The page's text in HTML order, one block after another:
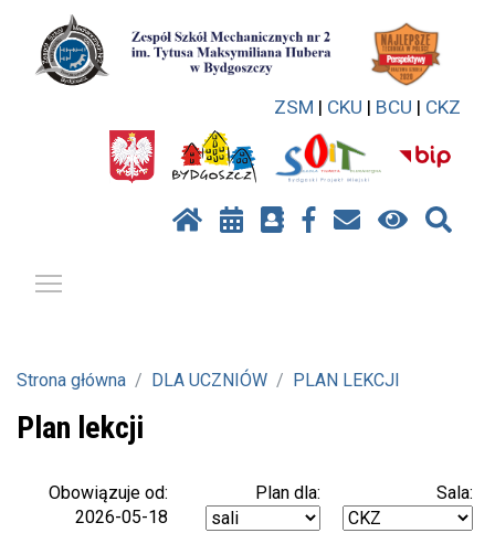
ZSM | CKU | BCU | CKZ
Strona główna DLA UCZNIÓW PLAN LEKCJI
Plan lekcji
Obowiązuje od:
2026-05-18
Plan dla: Sala: